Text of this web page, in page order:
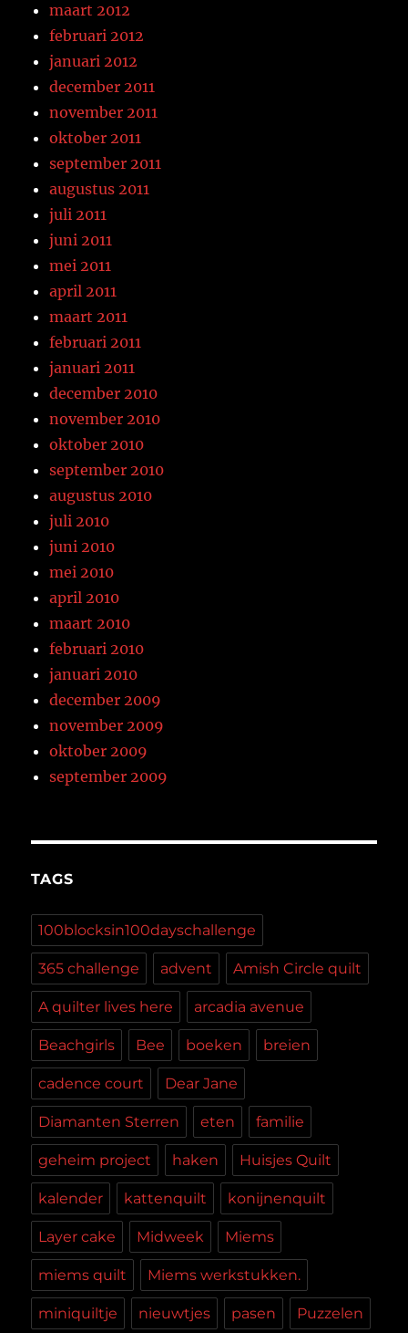
maart 2012
februari 2012
januari 2012
december 2011
november 2011
oktober 2011
september 2011
augustus 2011
juli 2011
juni 2011
mei 2011
april 2011
maart 2011
februari 2011
januari 2011
december 2010
november 2010
oktober 2010
september 2010
augustus 2010
juli 2010
juni 2010
mei 2010
april 2010
maart 2010
februari 2010
januari 2010
december 2009
november 2009
oktober 2009
september 2009
TAGS
100blocksin100dayschallenge
365 challenge advent Amish Circle quilt
A quilter lives here arcadia avenue
Beachgirls Bee boeken breien
cadence court Dear Jane
Diamanten Sterren eten familie
geheim project haken Huisjes Quilt
kalender kattenquilt konijnenquilt
Layer cake Midweek Miems
miems quilt Miems werkstukken.
miniquiltje nieuwtjes pasen Puzzelen